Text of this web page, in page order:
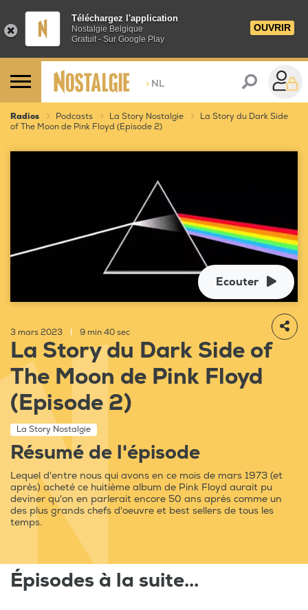
Téléchargez l'application
Nostalgie Belgique
Gratuit - Sur Google Play
OUVRIR
> NL
Radios Podcasts La Story Nostalgie
La Story du Dark Side
of The Moon de Pink Floyd (Episode 2)
Ecouter
3 mars 2023 9 min 40 sec
La Story du Dark Side of
The Moon de Pink Floyd
(Episode 2)
La Story Nostalgie
Résumé de l'épisode
Lequel d'entre nous qui avons en ce mois de mars 1973 (et
après) acheté ce huitième album de Pink Floyd aurait pu
deviner qu'on en parlerait encore 50 ans après comme un
des plus grands chefs d'oeuvre et best sellers de tous les
temps.
Épisodes à la suite...